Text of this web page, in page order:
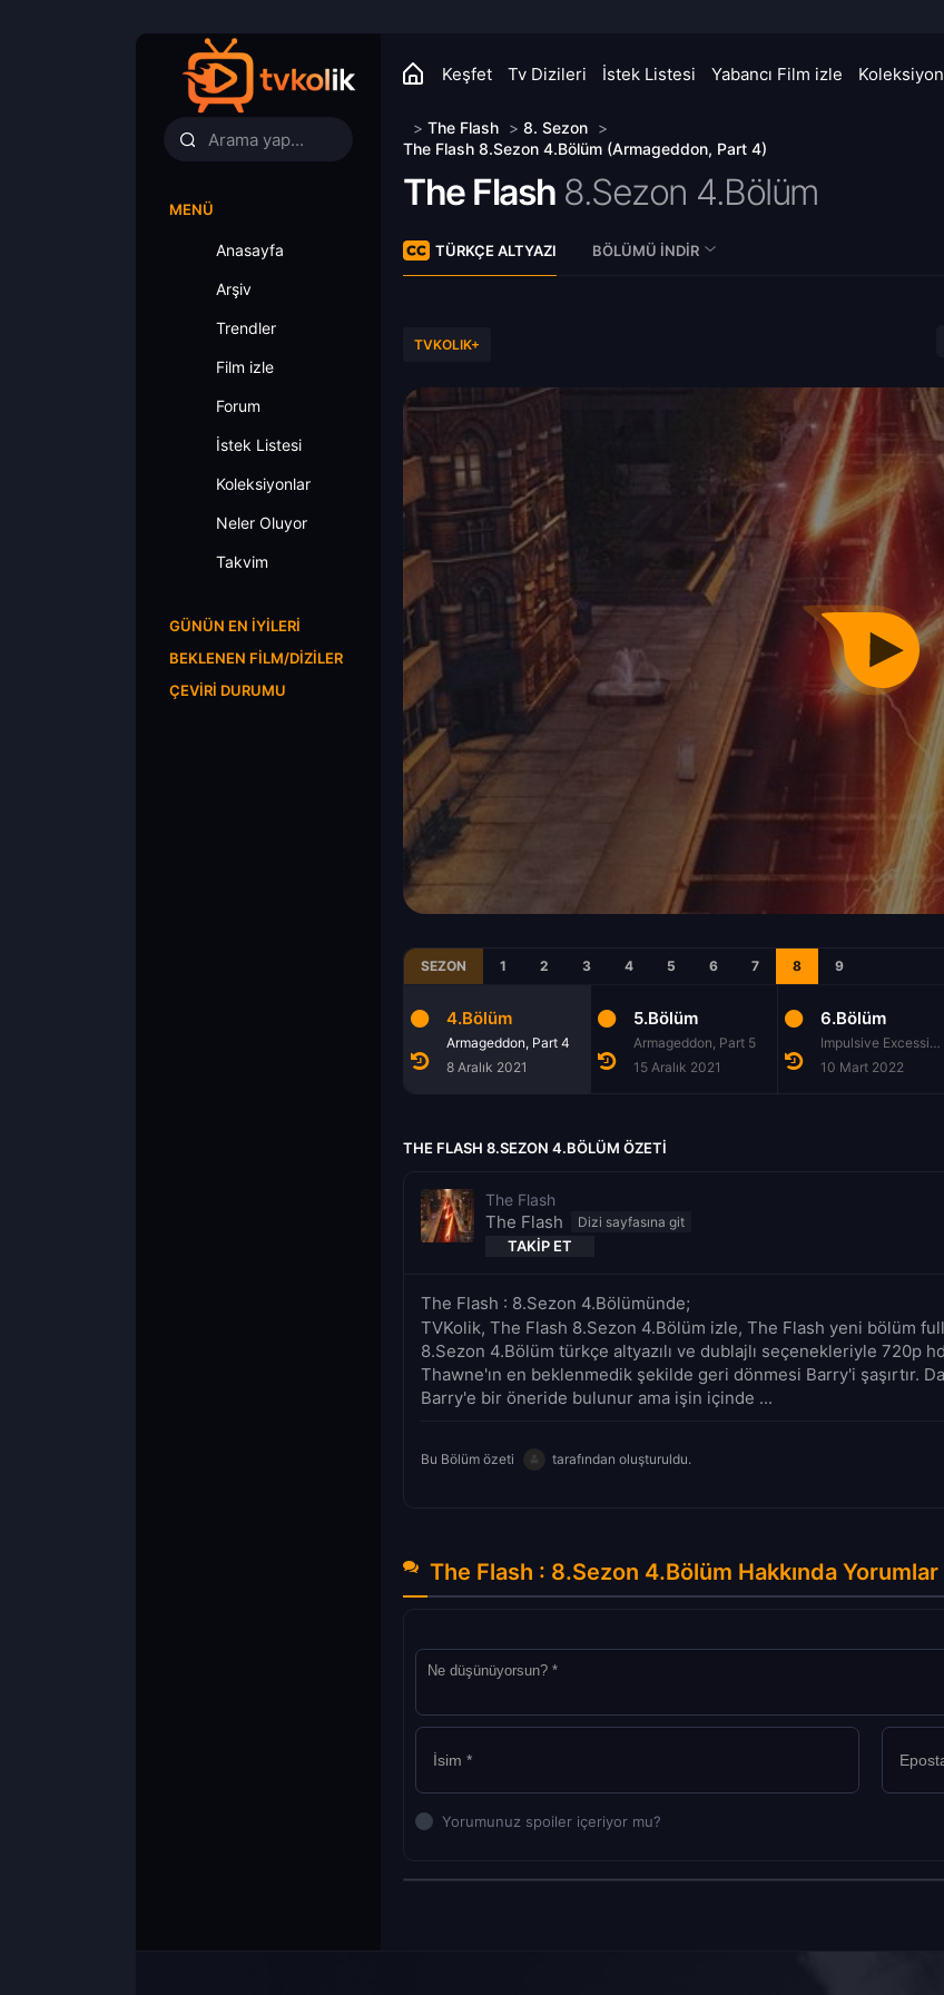
Keşfet Tv Dizileri İstek Listesi Yabancı Film izle
MENÜ
Anasayfa
Arşiv
Trendler
Film izle
Forum
İstek Listesi
Koleksiyonlar
Neler Oluyor
Takvim
GÜNÜN EN İYILERI
BEKLENEN FILM/DIZILER
ÇEVIRI DURUMU
> The Flash > 8. Sezon >
The Flash 8.Sezon 4.Bölüm (Armageddon, Part 4)
The Flash 8.Sezon 4.Bölüm
TÜRKÇE ALTYAZI BÖLÜMÜ İNDIR
TVKOLIK+
SEZON 1 2 3 4 5 6 7 8 9
4.Bölüm
Armageddon, Part 4
8 Aralık 2021
5.Bölüm
Armageddon, Part 5
15 Aralık 2021
6.Bölüm
Impulsive Excessive Disorder
10 Mart 2022
THE FLASH 8.SEZON 4.BÖLÜM ÖZETI
The Flash
The Flash
TAKIP ET
The Flash : 8.Sezon 4.Bölümünde;
TVKolik, The Flash 8.Sezon 4.Bölüm izle, The Flash yeni bölüm
8.Sezon 4.Bölüm türkçe altyazılı ve dublajlı seçenekleriyle 720p
Thawne'ın en beklenmedik şekilde geri dönmesi Barry'i şaşırtır.
Barry'e bir öneride bulunur ama işin içinde ...
Bu Bölüm özeti tarafından oluşturuldu.
The Flash : 8.Sezon 4.Bölüm Hakkında Yorumlar
Yorumunuz spoiler içeriyor mu?